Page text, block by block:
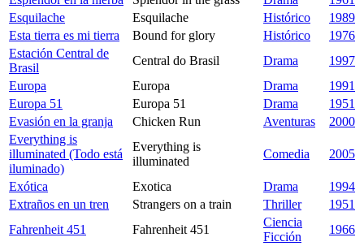
Esquilache
Esquilache Histórico
1989
Esta tierra es mi tierra
Bound for glory Histórico
1976
Estación Central de
Brasil
Central do Brasil Drama
1997
Europa
Europa Drama
1991
Europa 51
Europa 51 Drama
1951
Evasión en la granja
Chicken Run Aventuras
2000
Everything is
illuminated (Todo está
iluminado)
Everything is
illuminated
Comedia 2005
Exótica Exotica Drama
1994
Extraños en un tren
Strangers on a train Thriller
1951
Fahrenheit 451
Fahrenheit 451
Ciencia
Ficción
1966